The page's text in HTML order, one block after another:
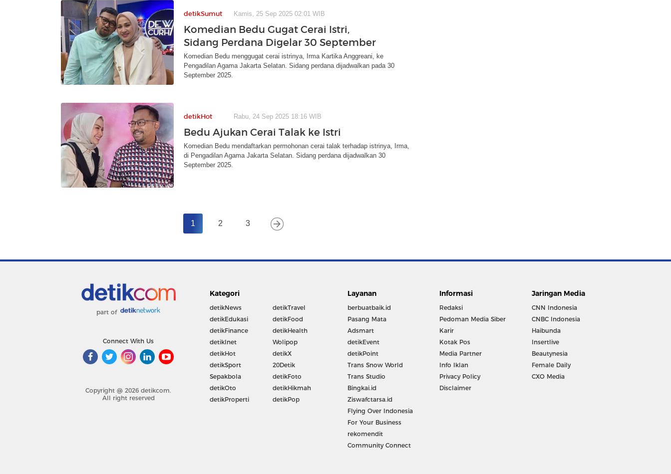
detikSumut Kamis, 25 Sep 2025 02:01 WIB
Komedian Bedu Gugat Cerai Istri,
Sidang Perdana Digelar 30 September
Komedian Bedu menggugat cerai istrinya, Irma Kartika Anggreani, ke
Pengadilan Agama Jakarta Selatan. Sidang perdana dijadwalkan pada 30
September 2025.
detikHot Rabu, 24 Sep 2025 18:16 WIB
Bedu Ajukan Cerai Talak ke Istri
Komedian Bedu mendaftarkan permohonan cerai talak terhadap istrinya, Irma,
di Pengadilan Agama Jakarta Selatan. Sidang perdana dijadwalkan 30
September 2025.
1 2 3
part of
Connect With Us
Copyright @ 2026 detikcom.
All right reserved
Kategori
detikNews
detikEdukasi
detikFinance
detikInet
detikHot
detikSport
Sepakbola
detikOto
detikProperti
detikTravel
detikFood
detikHealth
Wolipop
detikX
20Detik
detikFoto
detikHikmah
detikPop
Layanan
berbuatbaik.id
Pasang Mata
Adsmart
detikEvent
detikPoint
Trans Snow World
Trans Studio
Bingkai.id
Ziswafctarsa.id
Flying Over Indonesia
For Your Business
rekomendit
Community Connect
Informasi
Redaksi
Pedoman Media Siber
Karir
Kotak Pos
Media Partner
Info Iklan
Privacy Policy
Disclaimer
Jaringan Media
CNN Indonesia
CNBC Indonesia
Haibunda
Insertlive
Beautynesia
Female Daily
CXO Media